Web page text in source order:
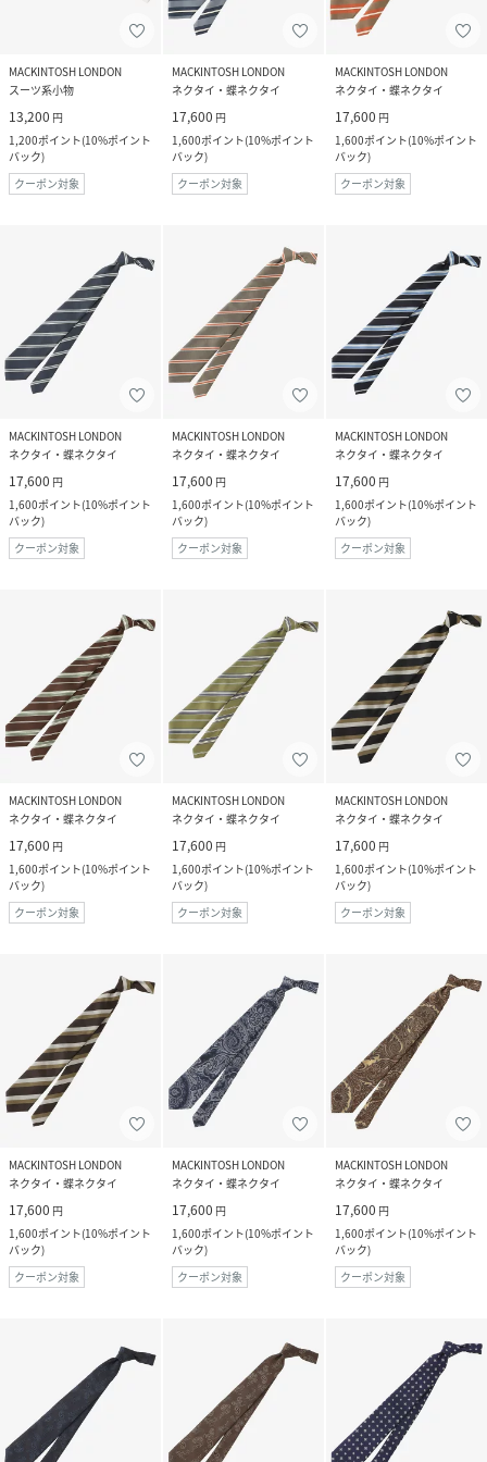
MACKINTOSH LONDON
スーツ系小物
13,200 円
1,200ポイント(10%ポイント
バック)
クーポン対象
MACKINTOSH LONDON
ネクタイ・蝶ネクタイ
17,600 円
1,600ポイント(10%ポイント
バック)
クーポン対象
MACKINTOSH LONDON
ネクタイ・蝶ネクタイ
17,600 円
1,600ポイント(10%ポイント
バック)
クーポン対象
MACKINTOSH LONDON
ネクタイ・蝶ネクタイ
17,600 円
1,600ポイント(10%ポイント
バック)
クーポン対象
MACKINTOSH LONDON
ネクタイ・蝶ネクタイ
17,600 円
1,600ポイント(10%ポイント
バック)
クーポン対象
MACKINTOSH LONDON
ネクタイ・蝶ネクタイ
17,600 円
1,600ポイント(10%ポイント
バック)
クーポン対象
MACKINTOSH LONDON
ネクタイ・蝶ネクタイ
17,600 円
1,600ポイント(10%ポイント
バック)
クーポン対象
MACKINTOSH LONDON
ネクタイ・蝶ネクタイ
17,600 円
1,600ポイント(10%ポイント
バック)
クーポン対象
MACKINTOSH LONDON
ネクタイ・蝶ネクタイ
17,600 円
1,600ポイント(10%ポイント
バック)
クーポン対象
MACKINTOSH LONDON
ネクタイ・蝶ネクタイ
17,600 円
1,600ポイント(10%ポイント
バック)
クーポン対象
MACKINTOSH LONDON
ネクタイ・蝶ネクタイ
17,600 円
1,600ポイント(10%ポイント
バック)
クーポン対象
MACKINTOSH LONDON
ネクタイ・蝶ネクタイ
17,600 円
1,600ポイント(10%ポイント
バック)
クーポン対象